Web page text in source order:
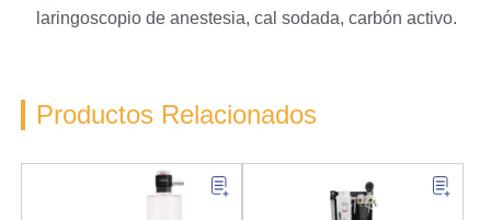
laringoscopio de anestesia, cal sodada, carbón activo.
Productos Relacionados